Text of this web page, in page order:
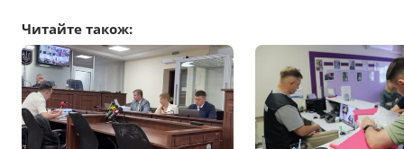
Читайте також: